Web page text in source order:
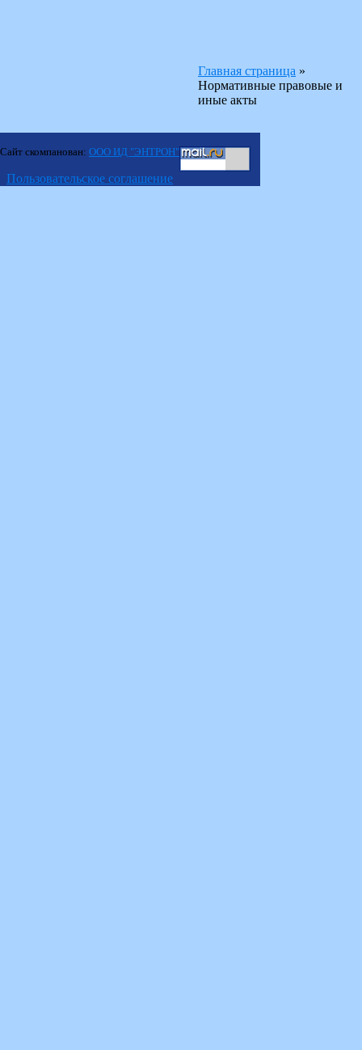
Главная страница »
Нормативные правовые и
иные акты
Сайт скомпанован: ООО ИД "ЭНТРОН"
Пользовательское соглашение